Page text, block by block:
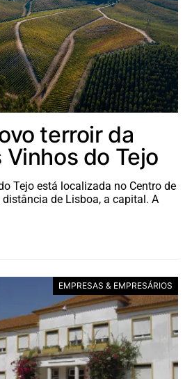
terroir da
do Tejo
Tejo está localizada no Centro de
de Lisboa, a capital. A
EMPRESAS & EMPRESÁRIOS